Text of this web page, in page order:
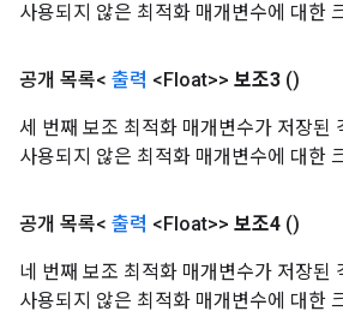
사용되지 않은 최적화 매개변수에 대한
공개 목록< 출력 <Float>> 보조3 ()
세 번째 보조 최적화 매개변수가 저장된
사용되지 않은 최적화 매개변수에 대한
공개 목록< 출력 <Float>> 보조4 ()
네 번째 보조 최적화 매개변수가 저장된
사용되지 않은 최적화 매개변수에 대한